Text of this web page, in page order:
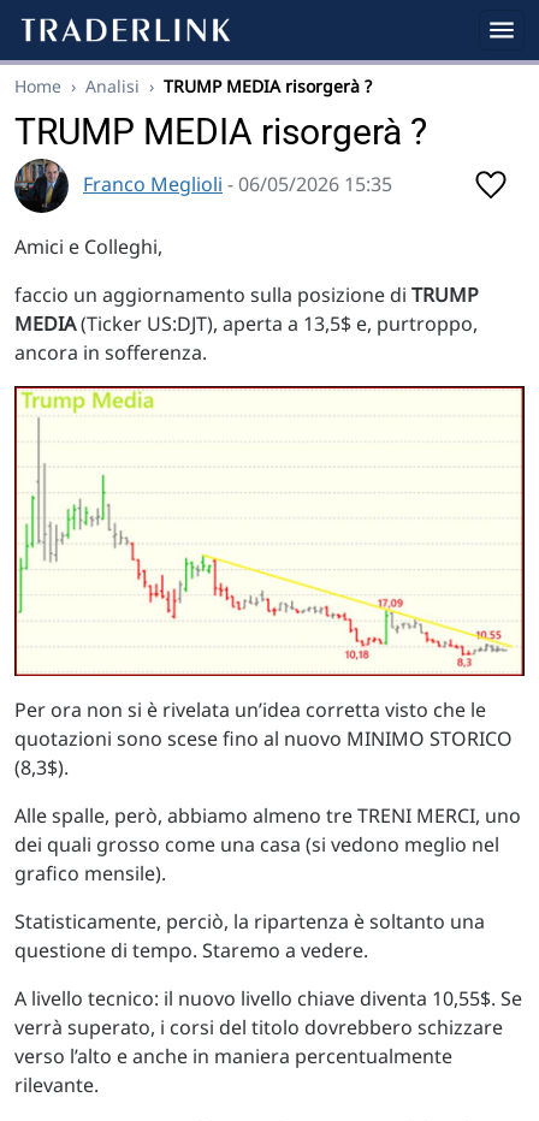
Home › Analisi › TRUMP MEDIA risorgerà ?
TRUMP MEDIA risorgerà ?
Franco Meglioli - 06/05/2026 15:35
Amici e Colleghi,
faccio un aggiornamento sulla posizione di TRUMP
MEDIA(Ticker US:DJT), aperta a 13,5$ e, purtroppo,
ancora in sofferenza.
Per ora non si è rivelata un’idea corretta visto che le
quotazioni sono scese fino al nuovo MINIMO STORICO
(8,3$).
Alle spalle, però, abbiamo almeno tre TRENI MERCI, uno
dei quali grosso come una casa (si vedono meglio nel
grafico mensile).
Statisticamente, perciò, la ripartenza è soltanto una
questione di tempo. Staremo a vedere.
A livello tecnico: il nuovo livello chiave diventa 10,55$. Se
verrà superato, i corsi del titolo dovrebbero schizzare
verso l’alto e anche in maniera percentualmente
rilevante.